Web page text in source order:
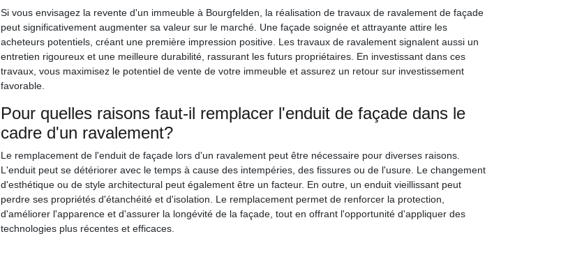
Si vous envisagez la revente d'un immeuble à Bourgfelden, la réalisation de travaux de ravalement de façade
peut significativement augmenter sa valeur sur le marché. Une façade soignée et attrayante attire les
acheteurs potentiels, créant une première impression positive. Les travaux de ravalement signalent aussi un
entretien rigoureux et une meilleure durabilité, rassurant les futurs propriétaires. En investissant dans ces
travaux, vous maximisez le potentiel de vente de votre immeuble et assurez un retour sur investissement
favorable.
Pour quelles raisons faut-il remplacer l'enduit de façade dans le
cadre d'un ravalement?
Le remplacement de l'enduit de façade lors d'un ravalement peut être nécessaire pour diverses raisons.
L'enduit peut se détériorer avec le temps à cause des intempéries, des fissures ou de l'usure. Le changement
d'esthétique ou de style architectural peut également être un facteur. En outre, un enduit vieillissant peut
perdre ses propriétés d'étanchéité et d'isolation. Le remplacement permet de renforcer la protection,
d'améliorer l'apparence et d'assurer la longévité de la façade, tout en offrant l'opportunité d'appliquer des
technologies plus récentes et efficaces.